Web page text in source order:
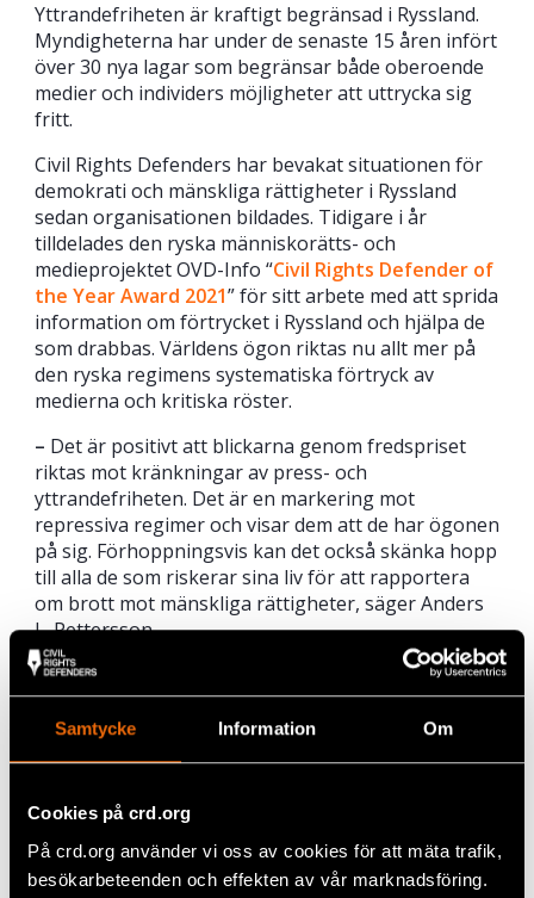
Samtycke Information Om
Cookies på crd.org
På crd.org använder vi oss av cookies för att mäta trafik,
besökarbeteenden och effekten av vår marknadsföring.
Yttrandefriheten är kraftigt begränsad i Ryssland.
Myndigheterna har under de senaste 15 åren infört
över 30 nya lagar som begränsar både oberoende
medier och individers möjligheter att uttrycka sig
fritt.
Civil Rights Defenders har bevakat situationen för
demokrati och mänskliga rättigheter i Ryssland
sedan organisationen bildades. Tidigare i år
tilldelades den ryska människorätts- och
medieprojektet OVD-Info “Civil Rights Defender of
the Year Award 2021” för sitt arbete med att sprida
information om förtrycket i Ryssland och hjälpa de
som drabbas. Världens ögon riktas nu allt mer på
den ryska regimens systematiska förtryck av
medierna och kritiska röster.
– Det är positivt att blickarna genom fredspriset
riktas mot kränkningar av press- och
yttrandefriheten. Det är en markering mot
repressiva regimer och visar dem att de har ögonen
på sig. Förhoppningsvis kan det också skänka hopp
till alla de som riskerar sina liv för att rapportera
om brott mot mänskliga rättigheter, säger Anders
L. Pettersson.
Kontakta oss
Vill du ha en kommentar? Kontakta oss på 076 576
27 62 eller press@crd.org. Civil Rights Defenders
rättigheter och stärker människorättsförsvarare
som är utsatta för risker. Vi är aktiva i Sverige och
de länder i världen där respekten för mänskliga
rättigheter är som sämst.